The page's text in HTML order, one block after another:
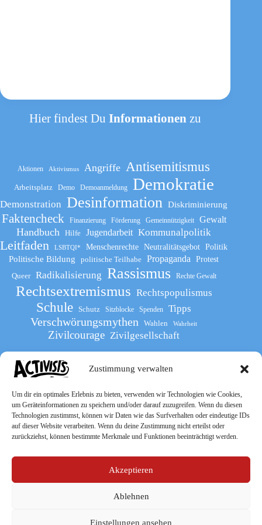
Zustimmung verwalten
Um dir ein optimales Erlebnis zu bieten, verwenden wir Technologien wie Cookies,
um Geräteinformationen zu speichern und/oder darauf zuzugreifen. Wenn du diesen
Technologien zustimmst, können wir Daten wie das Surfverhalten oder eindeutige IDs
auf dieser Website verarbeiten. Wenn du deine Zustimmung nicht erteilst oder
zurückziehst, können bestimmte Merkmale und Funktionen beeinträchtigt werden.
Akzeptieren
Ablehnen
Einstellungen ansehen
Hier findest DuInformationenzu
Aktionen Aktivismus Angriffe Antisemitismus
Arbeitsplatz Demo Demoanmeldung Demokratie
Demonstration Desinformation Diskriminierung
Faktencheck Finanzierung Förderung Gemeinnützigkeit Gewalt
Handbuch Hilfe Jugendarbeit Kommunalpolitik
Leitfaden LSBTQI* Menschenrechte Neutralitätsgebot Politik
Politische Bildung politische Teilhabe Propaganda
Protest
Queer
Radikalisierung Rassismus Rechte Gewalt
Rechtsextremismus Rechtspopulismus
Schule Schutz Sitzblocke Spenden Tipps
Verschwörungsmythen Wahlen Wahrheit
Zivilcourage Zivilgesellschaft
Werde Teil des The Activists Guide